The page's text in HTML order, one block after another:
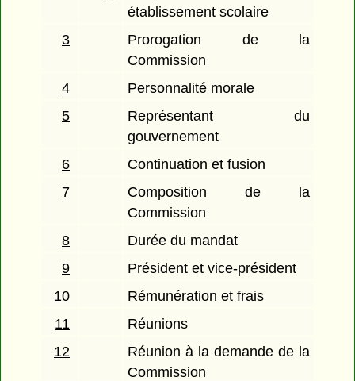
établissement scolaire
3
Prorogation de la
Commission
4
Personnalité morale
5
Représentant du
gouvernement
6
Continuation et fusion
7
Composition de la
Commission
8
Durée du mandat
9
Président et vice-président
10
Rémunération et frais
11
Réunions
12
Réunion à la demande de la
Commission